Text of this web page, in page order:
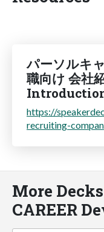
パーソルキ
職向け 会社
https://
recruiting-
More
CAREER